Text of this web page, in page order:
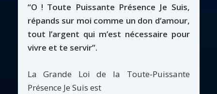
“O ! Toute Puissante Présence Je Suis,
répands sur moi comme un don d‘amour,
tout l’argent qui m’est nécessaire pour
vivre et te servir”.
La Grande Loi de la Toute-Puissante
Présence Je Suis est